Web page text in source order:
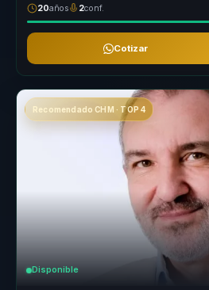
20años 2conf.
Cotizar
Recomendado CHM · TOP 4
Disponible